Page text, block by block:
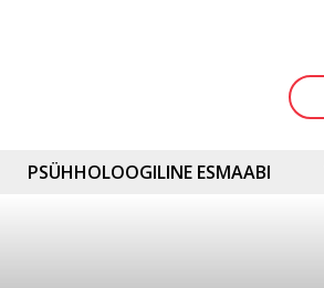
PSÜHHOLOOGILINE ESMAABI